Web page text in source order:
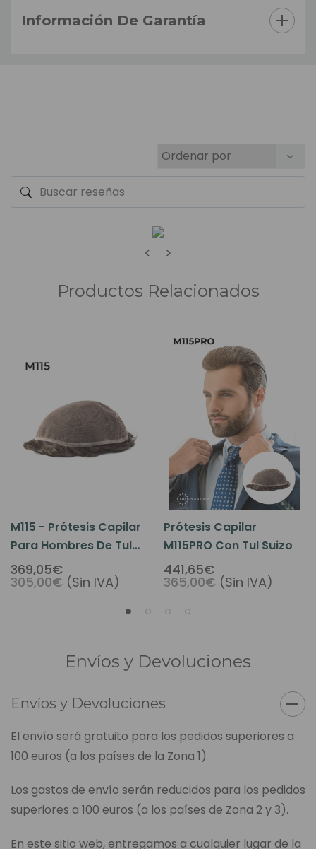
Información De Garantía
< >
Productos Relacionados
M115 - Prótesis Capilar
Para Hombres De Tul
Suizo
369,05€
305,00€ (Sin IVA)
Prótesis Capilar
M115PRO Con Tul Suizo
441,65€
365,00€ (Sin IVA)
Envíos y Devoluciones
Envíos y Devoluciones
El envío será gratuito para los pedidos superiores a
100 euros (a los países de la Zona 1)
Los gastos de envío serán reducidos para los pedidos
superiores a 100 euros (a los países de Zona 2 y 3).
En este sitio web, entregamos a cualquier lugar de la